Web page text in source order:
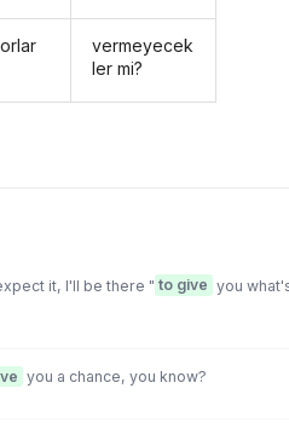
vermeyecek
ler mi?
it, I'll be there " to give you
you a chance, you know?